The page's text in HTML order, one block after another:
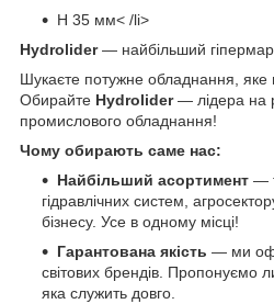
H 35 мм< /li>
Hydrolider— найбільший
Шукаєте потужне обладнання, яке
Обирайте Hydrolider— лідера на
промислового обладнання!
Чому обирають саме нас:
Найбільший асортимент —
гідравлічних систем,
бізнесу. Усе в одному місці!
Гарантована якість — ми
світових брендів. Пропонуємо
яка служить довго.